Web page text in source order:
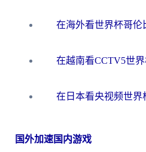
国外加速国内游戏